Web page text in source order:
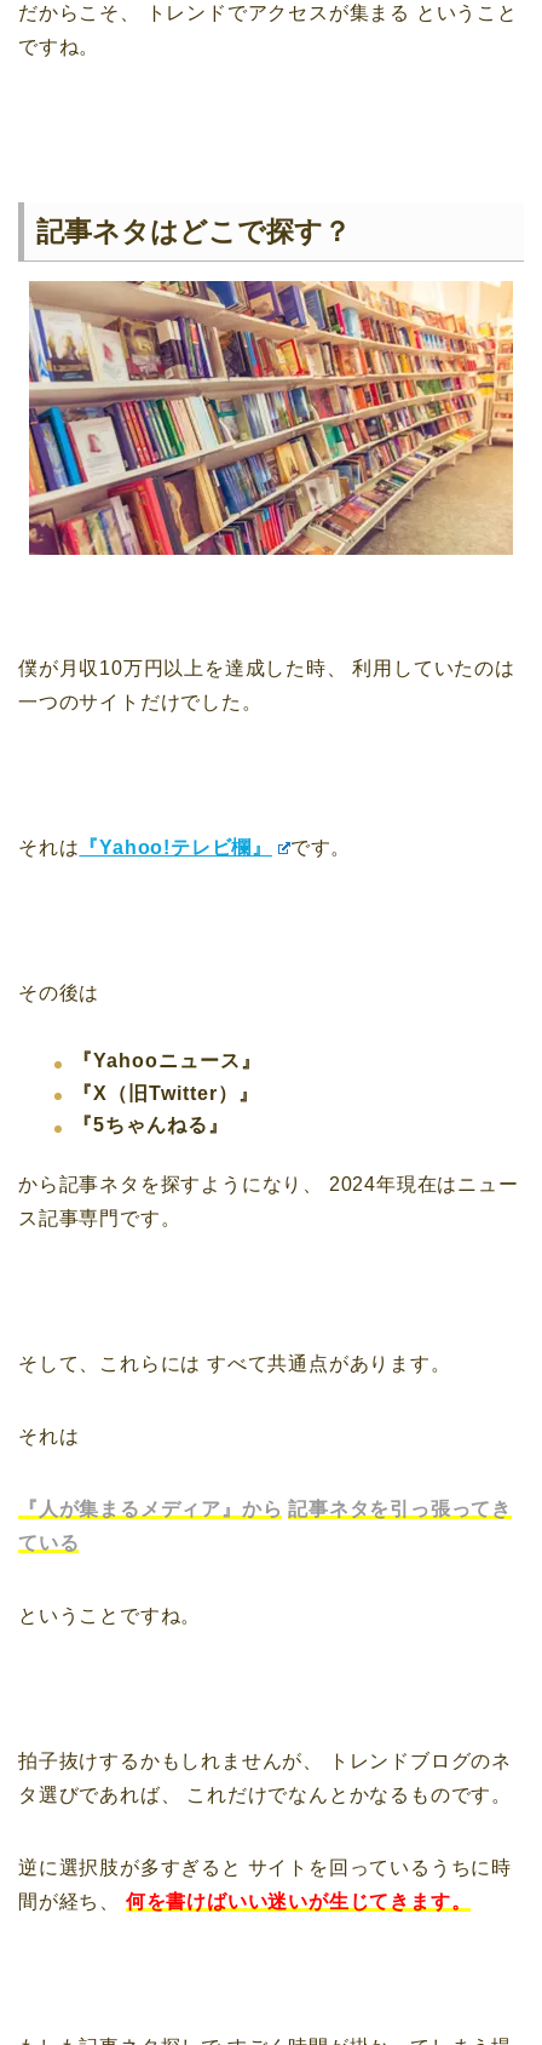
だからこそ、 トレンドでアクセスが集まる ということ
ですね。
記事ネタはどこで探す？
僕が月収10万円以上を達成した時、
利用していたのは
一つのサイトだけでした。
それは 『Yahoo!テレビ欄』 です。
その後は
『Yahooニュース』
『X（旧Twitter）』
『5ちゃんねる』
から記事ネタを探すようになり、
2024年現在はニュー
ス記事専門です。
そして、これらには すべて共通点があります。
それは
『人が集まるメディア』から 記事ネタを引っ張ってき
ている
ということですね。
拍子抜けするかもしれませんが、
トレンドブログのネ
タ選びであれば、
これだけでなんとかなるものです。
逆に選択肢が多すぎると サイトを回っているうちに時
間が経ち、
何を書けばいい迷いが生じてきます。